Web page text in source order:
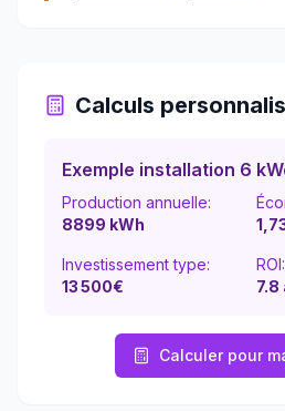
Calculs
Exemple installation 6
Production annuelle:
8899 kWh
Investissement type:
13 500€
ROI:
7.8
Calculer pour